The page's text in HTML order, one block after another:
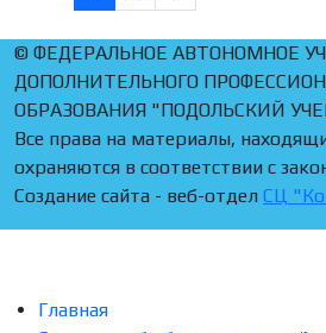
© ФЕДЕРАЛЬНОЕ АВТОНОМНОЕ
ДОПОЛНИТЕЛЬНОГО
ОБРАЗОВАНИЯ "ПОДОЛЬСКИЙ
Все права на материалы,
охраняются в соответствии с
Создание сайта - веб-отдел СЦ
Главная